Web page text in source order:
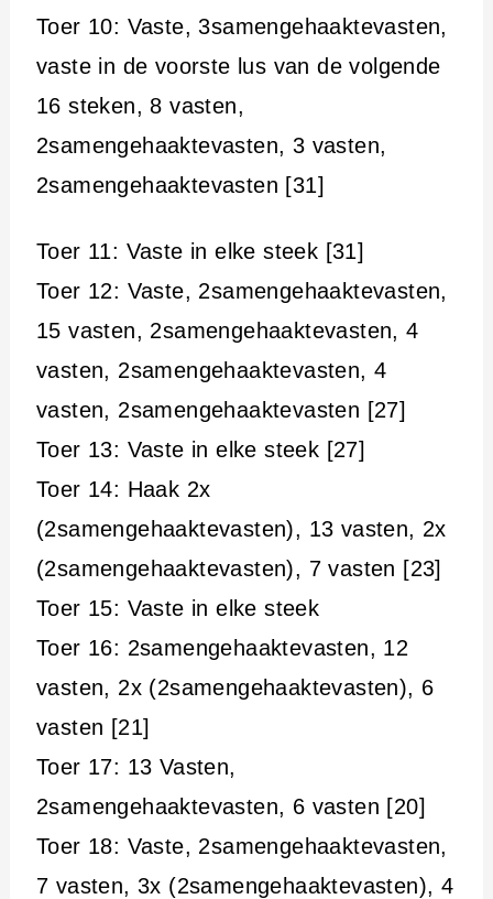
Toer 10: Vaste, 3samengehaaktevasten,
vaste in de voorste lus van de volgende
16 steken, 8 vasten,
2samengehaaktevasten, 3 vasten,
2samengehaaktevasten [31]
Toer 11: Vaste in elke steek [31]
Toer 12: Vaste, 2samengehaaktevasten,
15 vasten, 2samengehaaktevasten, 4
vasten, 2samengehaaktevasten, 4
vasten, 2samengehaaktevasten [27]
Toer 13: Vaste in elke steek [27]
Toer 14: Haak 2x
(2samengehaaktevasten), 13 vasten, 2x
(2samengehaaktevasten), 7 vasten [23]
Toer 15: Vaste in elke steek
Toer 16: 2samengehaaktevasten, 12
vasten, 2x (2samengehaaktevasten), 6
vasten [21]
Toer 17: 13 Vasten,
2samengehaaktevasten, 6 vasten [20]
Toer 18: Vaste, 2samengehaaktevasten,
7 vasten, 3x (2samengehaaktevasten), 4